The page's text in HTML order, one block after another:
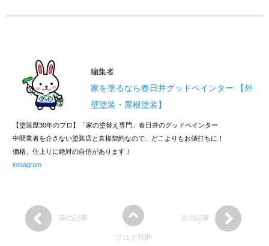
編集者
家を塗るなら春日井グッドペインター 【外
壁塗装・屋根塗装】
【塗装歴30年のプロ】「家の塗替え専門」春日井のグッドペインター
中間業者を介さない塗装店と直接契約なので、どこよりもお値打ちに！
価格、仕上りに絶対の自信があります！
instagram
前の記事
ブログTOP
次の記事